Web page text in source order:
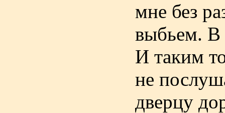
мне без
выбьем.
И таким
не
дверцу